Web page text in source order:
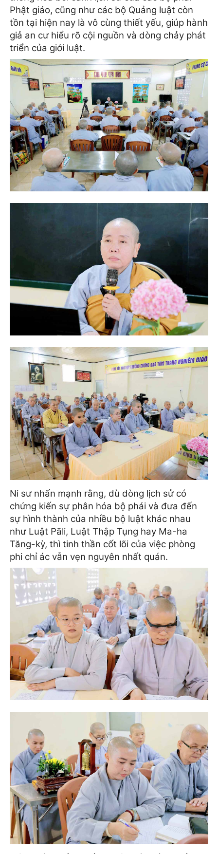
Phật giáo, cũng như các bộ Quảng luật còn
tồn tại hiện nay là vô cùng thiết yếu, giúp hành
giả an cư hiểu rõ cội nguồn và dòng chảy phát
triển của giới luật.
Ni sư nhấn mạnh rằng, dù dòng lịch sử có
chứng kiến sự phân hóa bộ phái và đưa đến
sự hình thành của nhiều bộ luật khác nhau
như Luật Pāli, Luật Thập Tụng hay Ma-ha
Tăng-kỳ, thì tinh thần cốt lõi của việc phòng
phi chỉ ác vẫn vẹn nguyên nhất quán.